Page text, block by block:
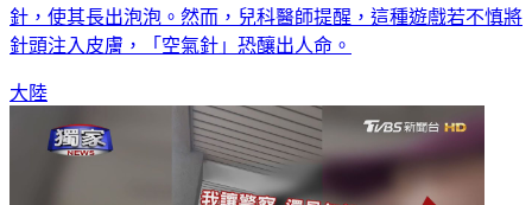
針，使其長出泡泡。然而，兒科醫師提醒，這種遊戲若不慎將
針頭注入皮膚，「空氣針」恐釀出人命。
大陸